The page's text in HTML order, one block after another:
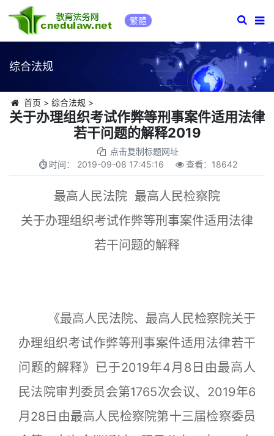
繁體
综合法规
首页 > 综合法规 >
关于办理组织考试作弊等刑事案件适用法律
若干问题的解释2019
点击复制标题网址
时间： 2019-09-08 17:45:16 查看： 18642
最高人民法院 最高人民检察院
关于办理组织考试作弊等刑事案件适用法律
若干问题的解释
《最高人民法院、最高人民检察院关于
办理组织考试作弊等刑事案件适用法律若干
问题的解释》已于2019年4月8日由最高人
民法院审判委员会第1765次会议、2019年6
月28日由最高人民检察院第十三届检察委员